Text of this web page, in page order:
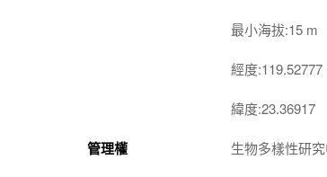
最小海拔:15 m
經度:119.52777
緯度:23.36917
管理權 生物多樣性研